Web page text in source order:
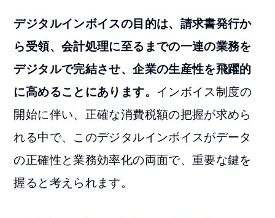
デジタルインボイスの目的は、請求書発行か
ら受領、会計処理に至るまでの一連の業務を
デジタルで完結させ、企業の生産性を飛躍的
に高めることにあります。 インボイス制度の
開始に伴い、正確な消費税額の把握が求めら
れる中で、このデジタルインボイスがデータ
の正確性と業務効率化の両面で、重要な鍵を
握ると考えられます。